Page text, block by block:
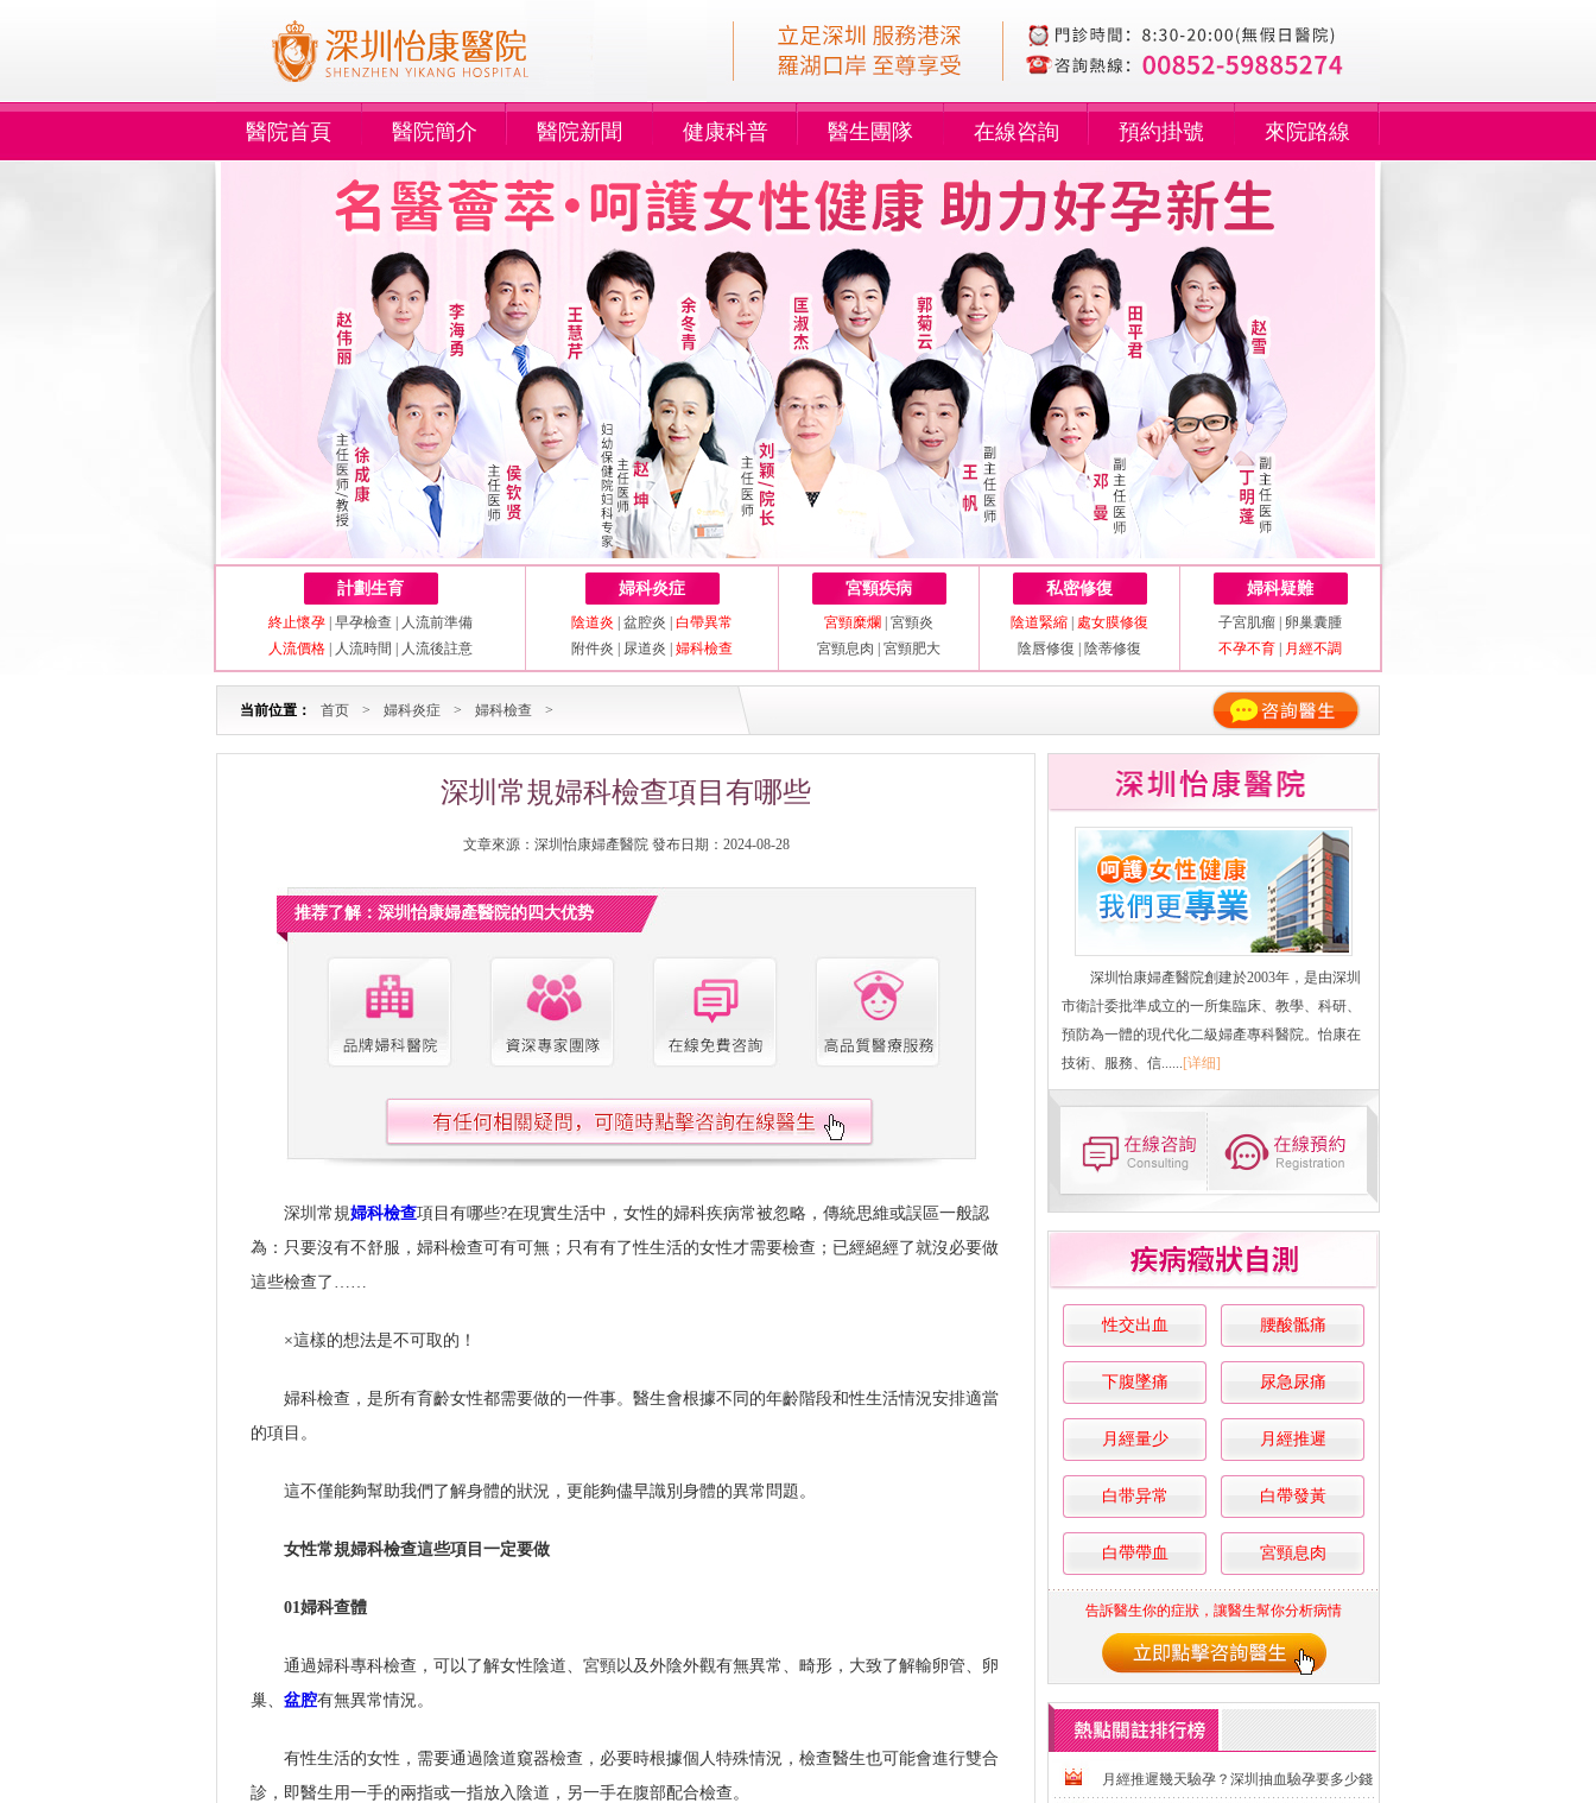
醫院首頁 醫院簡介 醫院新聞 健康科普 醫生團隊 在線咨詢 預約掛號 來院路線
計劃生育
終止懷孕 早孕檢查
人流前準備
人流價格
人流時間 人流後註意
婦科炎症
陰道炎 盆腔炎
白帶異常
附件炎
尿道炎 婦科檢查
宮頸疾病
宮頸糜爛
宮頸炎
宮頸息肉
宮頸肥大
私密修復
陰道緊縮
處女膜修復
陰唇修復
陰蒂修復
婦科疑難
子宮肌瘤
卵巢囊腫
不孕不育
月經不調
当前位置： 首页 > 婦科炎症 > 婦科檢查 >
深圳常規婦科檢查項目有哪些
文章來源：深圳怡康婦產醫院 發布日期：2024-08-28
推荐了解：深圳怡康婦產醫院的四大优势
深圳常規婦科檢查項目有哪些?在現實生活中，女性的婦科疾病常被忽略，傳統思維或誤區一般認
為：只要沒有不舒服，婦科檢查可有可無；只有有了性生活的女性才需要檢查；已經絕經了就沒必要做
這些檢查了……
×這樣的想法是不可取的！
婦科檢查，是所有育齡女性都需要做的一件事。醫生會根據不同的年齡階段和性生活情況安排適當
的項目。
這不僅能夠幫助我們了解身體的狀況，更能夠儘早識別身體的異常問題。
女性常規婦科檢查這些項目一定要做
01婦科查體
通過婦科專科檢查，可以了解女性陰道、宮頸以及外陰外觀有無異常、畸形，大致了解輸卵管、卵
巢、 盆腔有無異常情況。
有性生活的女性，需要通過陰道窺器檢查，必要時根據個人特殊情況，檢查醫生也可能會進行雙合
診，即醫生用一手的兩指或一指放入陰道，另一手在腹部配合檢查。
深圳怡康婦產醫院創建於2003年，是由深圳
市衛計委批準成立的一所集臨床、教學、科研、
預防為一體的現代化二級婦產專科醫院。怡康在
技術、服務、信...... [详细]
性交出血 腰酸骶痛
下腹墜痛 尿急尿痛
月經量少 月經推遲
白带异常 白帶發黃
白帶帶血 宮頸息肉
告訴醫生你的症狀，讓醫生幫你分析病情
月經推遲幾天驗孕？深圳抽血驗孕要多少錢